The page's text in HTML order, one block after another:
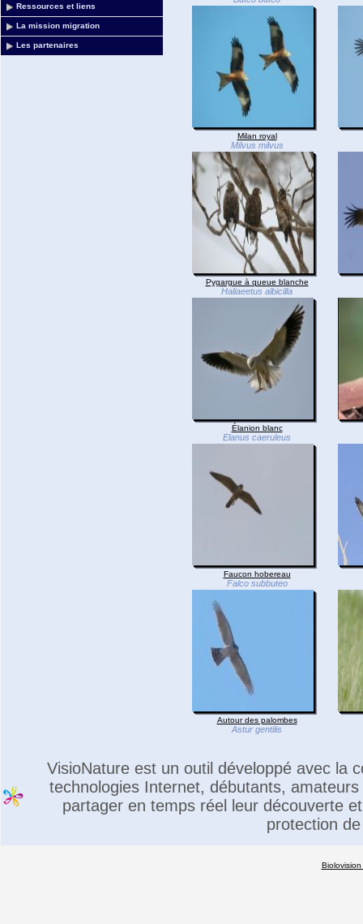
Ressources et liens
La mission migration
Les partenaires
Milan royal
Milvus milvus
Pygargue à queue blanche
Haliaeetus albicilla
Élanion blanc
Elanus caeruleus
Faucon hobereau
Falco subbuteo
Autour des palombes
Astur gentilis
VisioNature est un outil développé avec la
technologies Internet, débutants,
partager en temps réel leur découverte
protection
Biolovision